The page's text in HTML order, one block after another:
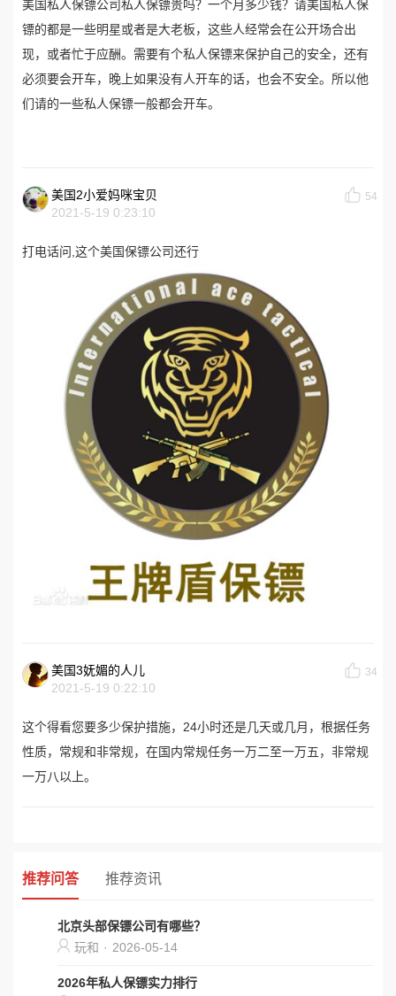
美国私人保镖公司私人保镖贵吗？一个月多少钱？请美国私人保
镖的都是一些明星或者是大老板，这些人经常会在公开场合出
现，或者忙于应酬。需要有个私人保镖来保护自己的安全，还有
必须要会开车，晚上如果没有人开车的话，也会不安全。所以他
们请的一些私人保镖一般都会开车。
美国2小爱妈咪宝贝
2021-5-19 0:23:10
54
打电话问,这个美国保镖公司还行
美国3妩媚的人儿
2021-5-19 0:22:10
34
这个得看您要多少保护措施，24小时还是几天或几月，根据任务
性质，常规和非常规，在国内常规任务一万二至一万五，非常规
一万八以上。
推荐问答 推荐资讯
北京头部保镖公司有哪些？
玩和 · 2026-05-14
2026年私人保镖实力排行